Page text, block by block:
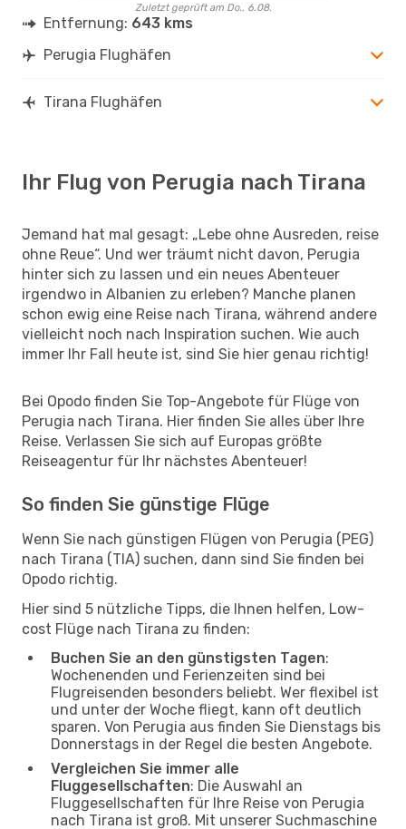
Zuletzt geprüft am Do., 6.08.
Entfernung: 643 kms
Perugia Flughäfen
Tirana Flughäfen
Ihr Flug von Perugia nach Tirana
Jemand hat mal gesagt: „Lebe ohne Ausreden, reise
ohne Reue“. Und wer träumt nicht davon, Perugia
hinter sich zu lassen und ein neues Abenteuer
irgendwo in Albanien zu erleben? Manche planen
schon ewig eine Reise nach Tirana, während andere
vielleicht noch nach Inspiration suchen. Wie auch
immer Ihr Fall heute ist, sind Sie hier genau richtig!
Bei Opodo finden Sie Top-Angebote für Flüge von
Perugia nach Tirana. Hier finden Sie alles über Ihre
Reise. Verlassen Sie sich auf Europas größte
Reiseagentur für Ihr nächstes Abenteuer!
So finden Sie günstige Flüge
Wenn Sie nach günstigen Flügen von Perugia (PEG)
nach Tirana (TIA) suchen, dann sind Sie finden bei
Opodo richtig.
Hier sind 5 nützliche Tipps, die Ihnen helfen, Low-
cost Flüge nach Tirana zu finden:
Buchen Sie an den günstigsten Tagen:
Wochenenden und Ferienzeiten sind bei
Flugreisenden besonders beliebt. Wer flexibel ist
und unter der Woche fliegt, kann oft deutlich
sparen. Von Perugia aus finden Sie Dienstags bis
Donnerstags in der Regel die besten Angebote.
Vergleichen Sie immer alle
Fluggesellschaften: Die Auswahl an
Fluggesellschaften für Ihre Reise von Perugia
nach Tirana ist groß. Mit unserer Suchmaschine